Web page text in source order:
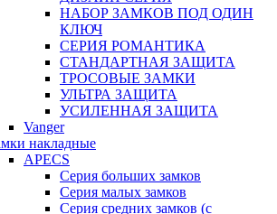
НАБОР ЗАМКОВ ПОД ОДИН
КЛЮЧ
СЕРИЯ РОМАНТИКА
СТАНДАРТНАЯ ЗАЩИТА
ТРОСОВЫЕ ЗАМКИ
УЛЬТРА ЗАЩИТА
УСИЛЕННАЯ ЗАЩИТА
Vanger
накладные
APECS
Серия больших замков
Серия малых замков
Серия средних замков (с